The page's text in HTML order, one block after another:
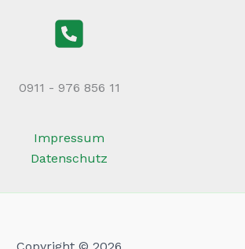
0911 - 976 856 11
Impressum
Datenschutz